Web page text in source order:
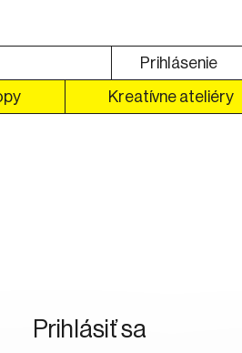
Prihlásenie
Kreatívne ateliéry
Prihlásiť sa